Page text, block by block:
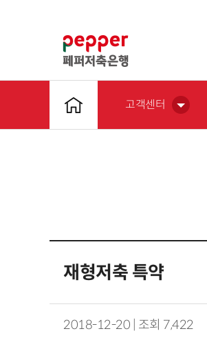
고객센터
재형저축 특약
2018-12-20 | 조회 7,422